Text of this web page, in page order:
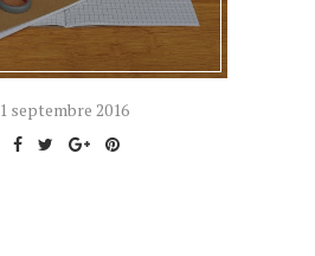
1 septembre 2016